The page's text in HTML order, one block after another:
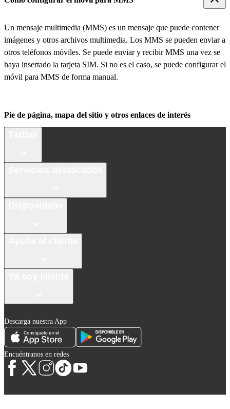
Un mensaje multimedia (MMS) es un mensaje que puede contener
imágenes y otros archivos multimedia. Los MMS se pueden enviar a
otros teléfonos móviles. Se puede enviar y recibir MMS una vez se
haya insertado la tarjeta SIM. Si no es el caso, se puede configurar el
móvil para MMS de forma manual.
Pie de página, mapa del sitio y otros enlaces de interés
Descarga nuestra App
Encuéntranos en redes